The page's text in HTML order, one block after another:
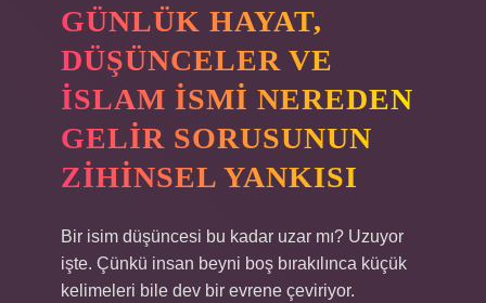
GÜNLÜK HAYAT,
DÜŞÜNCELER VE
İSLAM ISMI NEREDEN
GELIR SORUSUNUN
ZIHINSEL YANKISI
Bir isim düşüncesi bu kadar uzar mı? Uzuyor
işte. Çünkü insan beyni boş bırakılınca küçük
kelimeleri bile dev bir evrene çeviriyor.